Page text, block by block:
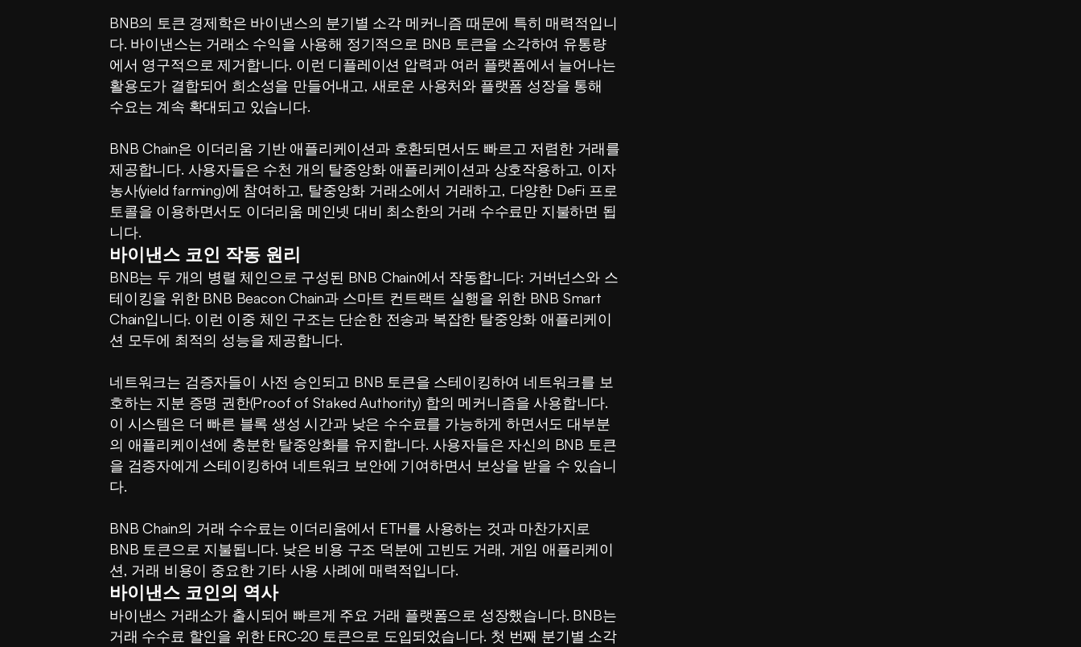
BNB의 토큰 경제학은 바이낸스의 분기별 소각 메커니즘 때문에 특히 매력적입니
다. 바이낸스는 거래소 수익을 사용해 정기적으로 BNB 토큰을 소각하여 유통량
에서 영구적으로 제거합니다. 이런 디플레이션 압력과 여러 플랫폼에서 늘어나는
활용도가 결합되어 희소성을 만들어내고, 새로운 사용처와 플랫폼 성장을 통해
수요는 계속 확대되고 있습니다.
BNB Chain은 이더리움 기반 애플리케이션과 호환되면서도 빠르고 저렴한 거래를
제공합니다. 사용자들은 수천 개의 탈중앙화 애플리케이션과 상호작용하고, 이자
농사(yield farming)에 참여하고, 탈중앙화 거래소에서 거래하고, 다양한 DeFi 프로
토콜을 이용하면서도 이더리움 메인넷 대비 최소한의 거래 수수료만 지불하면 됩
니다.
바이낸스 코인 작동 원리
BNB는 두 개의 병렬 체인으로 구성된 BNB Chain에서 작동합니다: 거버넌스와 스
테이킹을 위한 BNB Beacon Chain과 스마트 컨트랙트 실행을 위한 BNB Smart
Chain입니다. 이런 이중 체인 구조는 단순한 전송과 복잡한 탈중앙화 애플리케이
션 모두에 최적의 성능을 제공합니다.
네트워크는 검증자들이 사전 승인되고 BNB 토큰을 스테이킹하여 네트워크를 보
호하는 지분 증명 권한(Proof of Staked Authority) 합의 메커니즘을 사용합니다.
이 시스템은 더 빠른 블록 생성 시간과 낮은 수수료를 가능하게 하면서도 대부분
의 애플리케이션에 충분한 탈중앙화를 유지합니다. 사용자들은 자신의 BNB 토큰
을 검증자에게 스테이킹하여 네트워크 보안에 기여하면서 보상을 받을 수 있습니
다.
BNB Chain의 거래 수수료는 이더리움에서 ETH를 사용하는 것과 마찬가지로
BNB 토큰으로 지불됩니다. 낮은 비용 구조 덕분에 고빈도 거래, 게임 애플리케이
션, 거래 비용이 중요한 기타 사용 사례에 매력적입니다.
바이낸스 코인의 역사
바이낸스 거래소가 출시되어 빠르게 주요 거래 플랫폼으로 성장했습니다. BNB는
거래 수수료 할인을 위한 ERC-20 토큰으로 도입되었습니다. 첫 번째 분기별 소각